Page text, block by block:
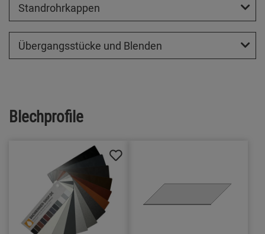
Standrohrkappen
Übergangsstücke und Blenden
Blechprofile